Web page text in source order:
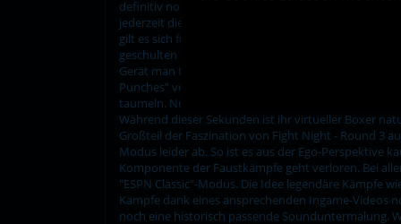
definitiv noch mehr zu bieten als nur eine
jederzeit die volle Kontrolle über ihren Boxer und
gilt es sich für jeden Kampf die richtige Taktik
geschulten Faustkämpfer. Folgt man hier jedoch
Gerät man trotz aller taktischen Raffinesse gegen
Punches" versuchen. Sowohl der "Flash KO" als
taumeln. Nun reicht ein weiterer harter Treffer und
Während dieser Sekunden ist ihr virtueller Boxer
Großteil der Faszination von Fight Night - Round 3
Modus leider ab. So ist es aus der Ego-Perspektive
Komponente der Faustkämpfe geht verloren. Bei
"ESPN Classic"-Modus. Die Idee legendäre Kämpfe
Kämpfe dank eines ansprechenden Ingame-Videos
noch eine historisch passende Sounduntermalung.